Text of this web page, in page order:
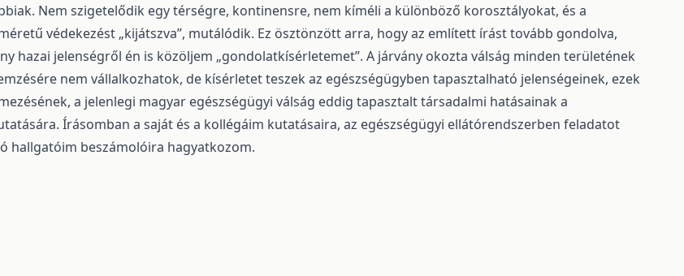
Nem szigetelődik egy térségre, kontinensre, nem kíméli a különböző korosztályokat, és a
védekezést „kijátszva”, mutálódik. Ez ösztönzött arra, hogy az említett írást tovább gondolva,
hazai jelenségről én is közöljem „gondolatkísérletemet”. A járvány okozta válság minden területének
nem vállalkozhatok, de kísérletet teszek az egészségügyben tapasztalható jelenségeinek, ezek
a jelenlegi magyar egészségügyi válság eddig tapasztalt társadalmi hatásainak a
Írásomban a saját és a kollégáim kutatásaira, az egészségügyi ellátórendszerben feladatot
hallgatóim beszámolóira hagyatkozom.